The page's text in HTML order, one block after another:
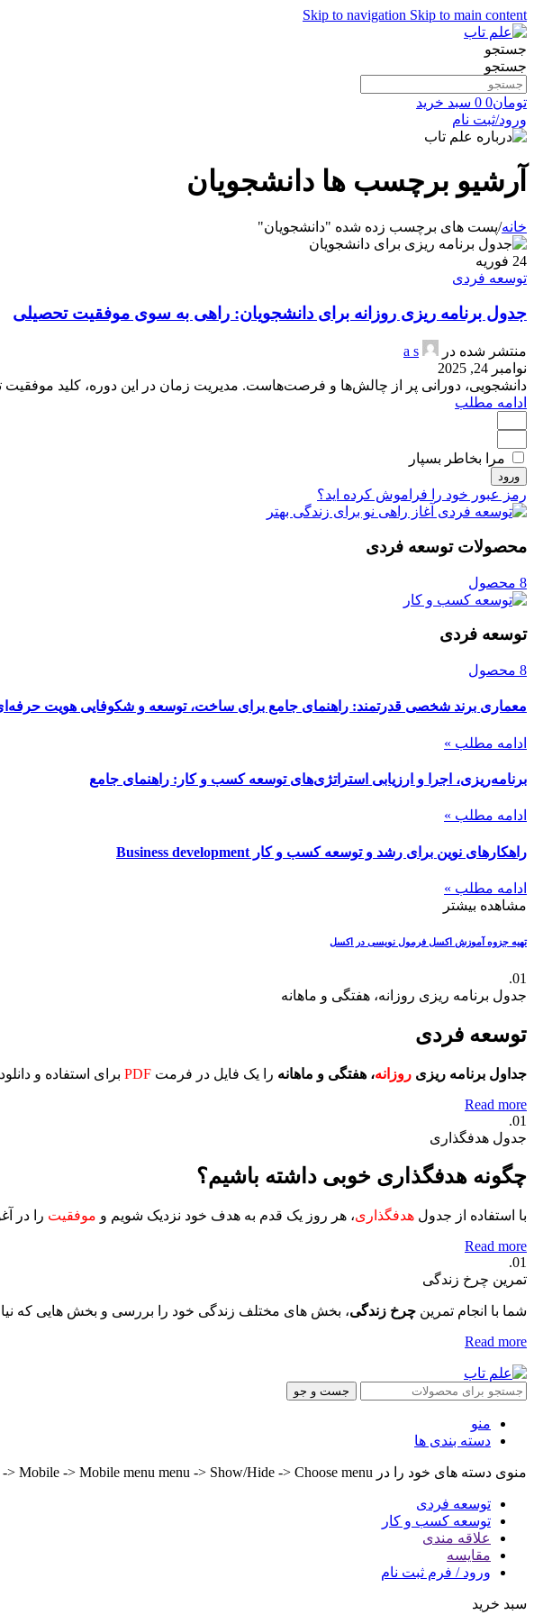
Skip to navigation Skip to main content
جستجو
جستجو
تومان0
0 سبد خرید
ورود/ثبت نام
آرشیو برچسب ها دانشجویان
خانه/پست های برچسب زده شده "دانشجویان"
24 فوریه
توسعه فردی
جدول برنامه ریزی روزانه برای دانشجویان: راهی به سوی موفقیت تحصیلی
منتشر شده در
a s
نوامبر 24, 2025
دانشجویی، دورانی پر از چالش‌ها و فرصت‌هاست. مدیریت زمان در این دوره، کلید
ادامه مطلب
مرا بخاطر بسپار
ورود
رمز عبور خود را فراموش کرده اید؟
محصولات توسعه فردی
8 محصول
توسعه فردی
8 محصول
معماری برند شخصی قدرتمند: راهنمای جامع برای ساخت، توسعه و شکوفایی هویت
ادامه مطلب »
برنامه‌ریزی، اجرا و ارزیابی استراتژی‌های توسعه کسب و کار: راهنمای جامع
ادامه مطلب »
ادامه مطلب »
مشاهده بیشتر
تهیه جزوه آموزش اکسل فرمول نویسی در اکسل
01.
جدول برنامه ریزی روزانه، هفتگی و ماهانه
توسعه فردی
جداول برنامه ریزی روزانه، هفتگی و ماهانه را یک فایل در فرمت PDF برای استفاده و
Read more
01.
جدول هدفگذاری
چگونه هدفگذاری خوبی داشته باشیم؟
با استفاده از جدول هدفگذاری، هر روز یک قدم به هدف خود نزدیک شویم و موفقیت را در
Read more
01.
تمرین چرخ زندگی
شما با انجام تمرین چرخ زندگی، بخش های مختلف زندگی خود را بررسی و بخش هایی که
Read more
جست و جو
منو
دسته بندی ها
منوی دسته های خود را در Header builder -> Mobile -> Mobile menu menu -> Show/Hide -> Choose menu تنظیم کنید.
توسعه فردی
توسعه کسب و کار
علاقه مندی
مقایسه
ورود / فرم ثبت نام
سبد خرید